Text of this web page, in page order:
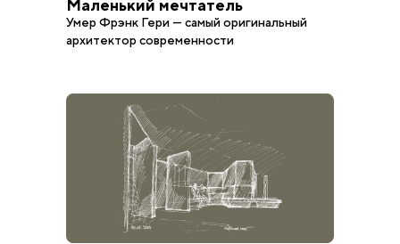
Маленький мечтатель
Умер Фрэнк Гери — самый оригинальный
архитектор современности